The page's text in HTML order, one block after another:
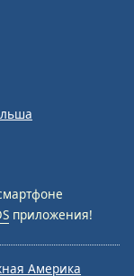
приложения!
Америка